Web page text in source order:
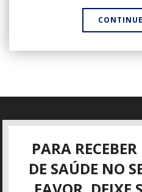
Rua José Mattar, 40
São José dos Campos - SP
(12) 3942-3416